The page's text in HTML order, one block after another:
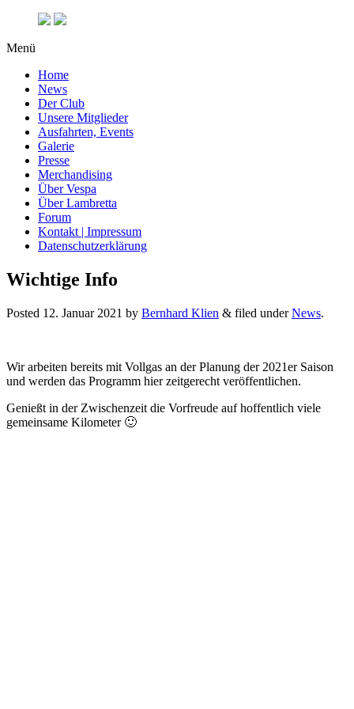
Menü
Home
News
Der Club
Unsere Mitglieder
Ausfahrten, Events
Galerie
Presse
Merchandising
Über Vespa
Über Lambretta
Forum
Kontakt | Impressum
Datenschutzerklärung
Wichtige Info
Posted 12. Januar 2021 by Bernhard Klien & filed underNews.
Wir arbeiten bereits mit Vollgas an der Planung der 2021er Saison
und werden das Programm hier zeitgerecht veröffentlichen.
Genießt in der Zwischenzeit die Vorfreude auf hoffentlich viele
gemeinsame Kilometer 🙂